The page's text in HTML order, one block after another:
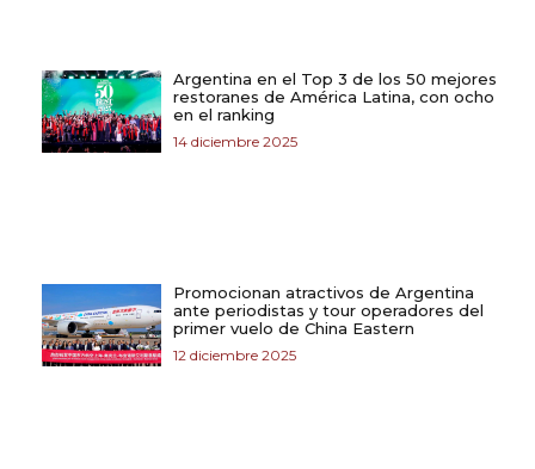
Argentina en el Top 3 de los 50 mejores
restoranes de América Latina, con ocho
en el ranking
14 diciembre 2025
Promocionan atractivos de Argentina
ante periodistas y tour operadores del
primer vuelo de China Eastern
12 diciembre 2025